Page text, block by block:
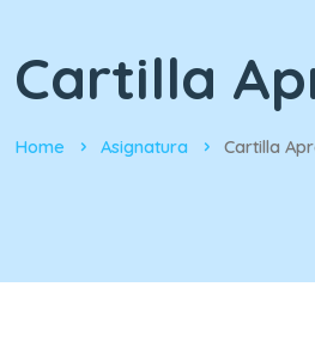
Cartilla
Home Asignatura Cartilla